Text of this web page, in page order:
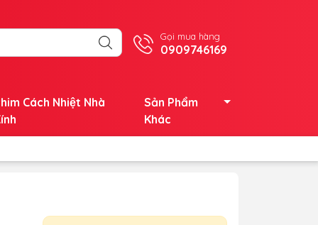
Gọi mua hàng
0909746169
Cách Nhiệt Nhà
Sản Phẩm
Khác